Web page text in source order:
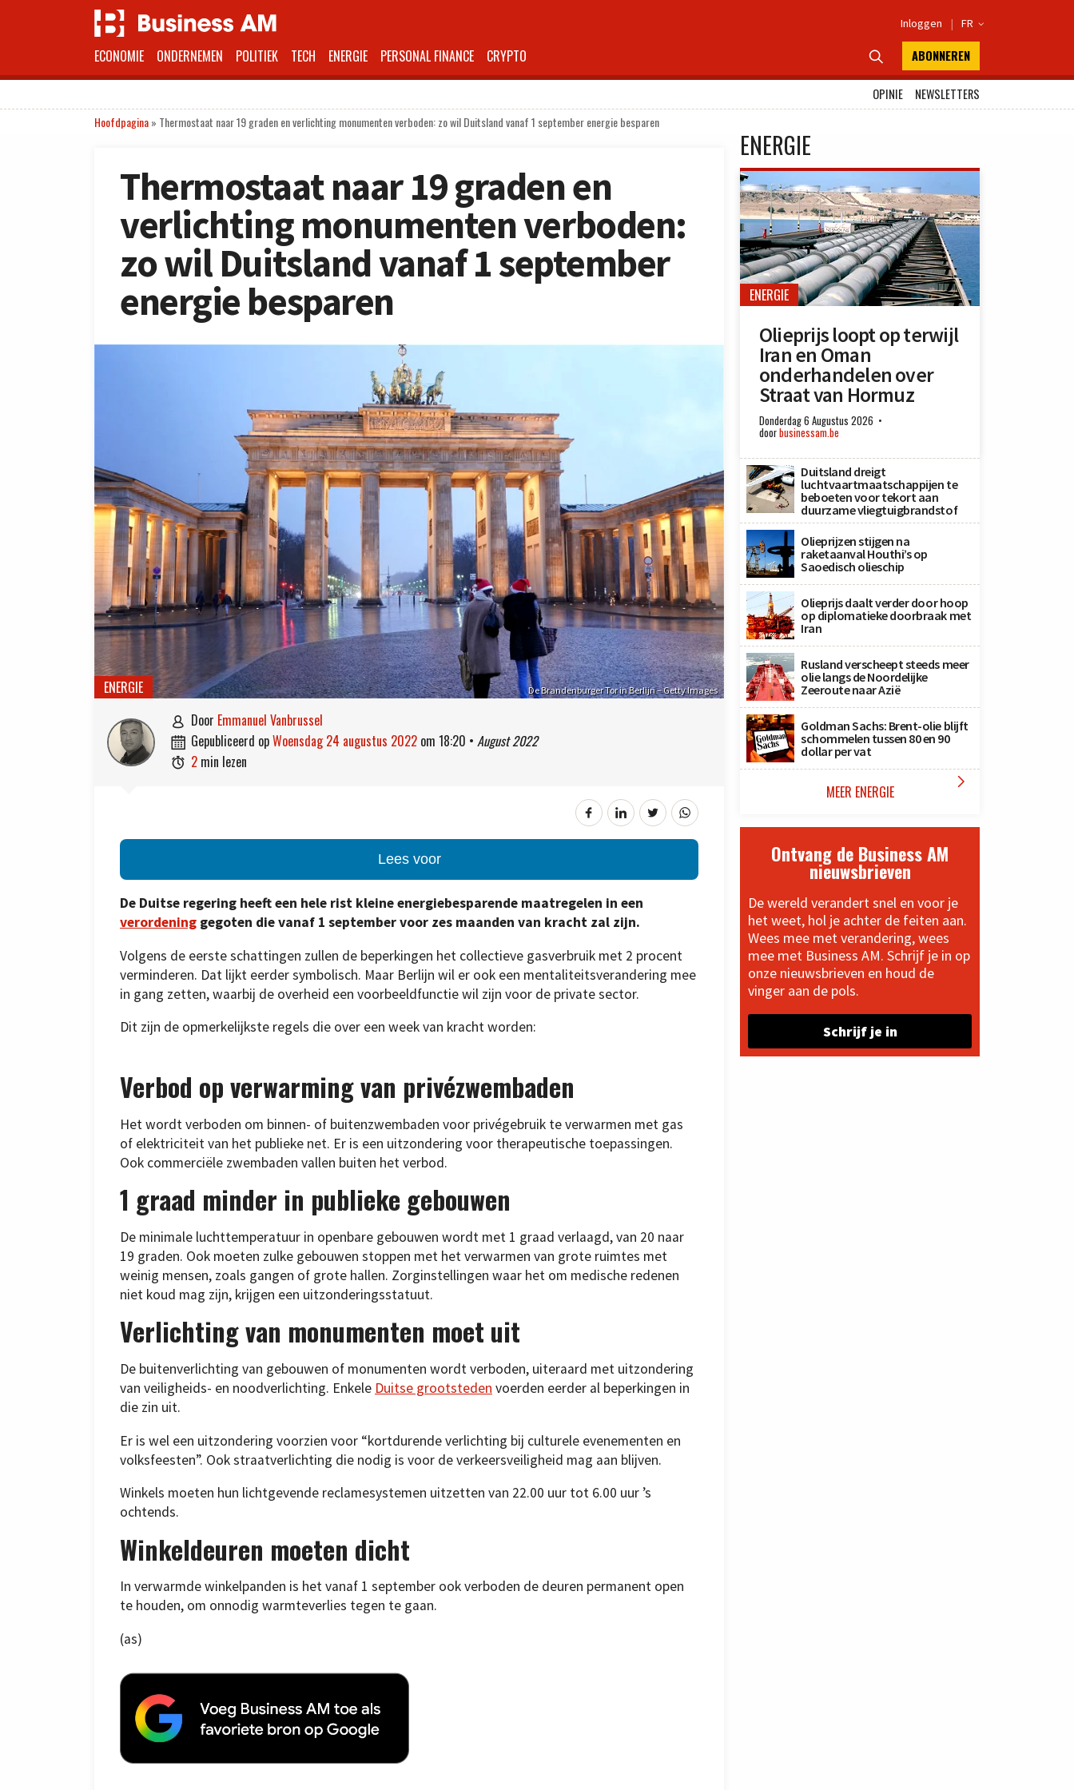
Inloggen | FR 
ECONOMIE ONDERNEMEN POLITIEK TECH ENERGIE PERSONAL FINANCE CRYPTO  ABONNEREN
OPINIE
NEWSLETTERS
Hoofdpagina» Thermostaat naar 19 graden en verlichting monumenten verboden: zo wil Duitsland vanaf 1 september energie besparen
Thermostaat naar 19 graden en
verlichting monumenten verboden:
zo wil Duitsland vanaf 1 september
energie besparen
De Brandenburger Tor in Berlijn – Getty Images
ENERGIE
 door Emmanuel Vanbrussel
 gepubliceerd op woensdag 24 augustus 2022 om 18:20 • August 2022
 2 min lezen
Lees voor
De Duitse regering heeft een hele rist kleine energiebesparende maatregelen in een
verordening gegoten die vanaf 1 september voor zes maanden van kracht zal zijn.
Volgens de eerste schattingen zullen de beperkingen het collectieve gasverbruik met 2 procent
verminderen. Dat lijkt eerder symbolisch. Maar Berlijn wil er ook een mentaliteitsverandering mee
in gang zetten, waarbij de overheid een voorbeeldfunctie wil zijn voor de private sector.
Dit zijn de opmerkelijkste regels die over een week van kracht worden:
Verbod op verwarming van privézwembaden
Het wordt verboden om binnen- of buitenzwembaden voor privégebruik te verwarmen met gas
of elektriciteit van het publieke net. Er is een uitzondering voor therapeutische toepassingen.
Ook commerciële zwembaden vallen buiten het verbod.
1 graad minder in publieke gebouwen
De minimale luchttemperatuur in openbare gebouwen wordt met 1 graad verlaagd, van 20 naar
19 graden. Ook moeten zulke gebouwen stoppen met het verwarmen van grote ruimtes met
weinig mensen, zoals gangen of grote hallen. Zorginstellingen waar het om medische redenen
niet koud mag zijn, krijgen een uitzonderingsstatuut.
Verlichting van monumenten moet uit
De buitenverlichting van gebouwen of monumenten wordt verboden, uiteraard met uitzondering
van veiligheids- en noodverlichting. Enkele Duitse grootsteden voerden eerder al beperkingen in
die zin uit.
Er is wel een uitzondering voorzien voor “kortdurende verlichting bij culturele evenementen en
volksfeesten”. Ook straatverlichting die nodig is voor de verkeersveiligheid mag aan blijven.
Winkels moeten hun lichtgevende reclamesystemen uitzetten van 22.00 uur tot 6.00 uur ’s
ochtends.
Winkeldeuren moeten dicht
In verwarmde winkelpanden is het vanaf 1 september ook verboden de deuren permanent open
te houden, om onnodig warmteverlies tegen te gaan.
(as)
ENERGIE
ENERGIE
Olieprijs loopt op terwijl
Iran en Oman
onderhandelen over
Straat van Hormuz
Donderdag 6 Augustus 2026
doorbusinessam.be
Duitsland dreigt
luchtvaartmaatschappijen te
beboeten voor tekort aan
duurzame vliegtuigbrandstof
Olieprijzen stijgen na
raketaanval Houthi’s op
Saoedisch olieschip
Olieprijs daalt verder door hoop
op diplomatieke doorbraak met
Iran
Rusland verscheept steeds meer
olie langs de Noordelijke
Zeeroute naar Azië
Goldman Sachs: Brent-olie blijft
schommelen tussen 80 en 90
dollar per vat
MEER ENERGIE 
Ontvang de Business AM
nieuwsbrieven
De wereld verandert snel en voor je
het weet, hol je achter de feiten aan.
Wees mee met verandering, wees
mee met Business AM. Schrijf je in op
onze nieuwsbrieven en houd de
vinger aan de pols.
Schrijf je in